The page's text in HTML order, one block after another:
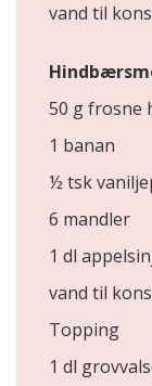
vand til
50 g frosne
1 banan
½ tsk
6 mandler
1 dl
vand til
Topping
1 dl